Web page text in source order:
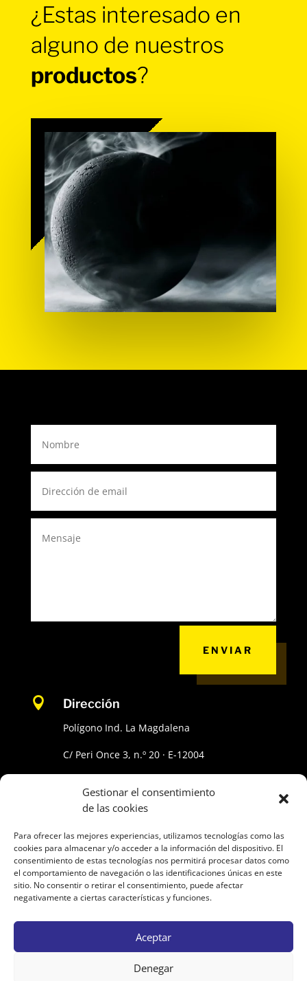
Gestionar el consentimiento
de las cookies
Para ofrecer las mejores experiencias, utilizamos tecnologías como las
cookies para almacenar y/o acceder a la información del dispositivo. El
consentimiento de estas tecnologías nos permitirá procesar datos como
el comportamiento de navegación o las identificaciones únicas en este
sitio. No consentir o retirar el consentimiento, puede afectar
negativamente a ciertas características y funciones.
Aceptar
Denegar
¿Estas interesado en
alguno de nuestros
productos?
ENVIAR
 Dirección
Polígono Ind. La Magdalena
C/ Peri Once 3, n.º 20 · E-12004
964 25 55 83
 Email